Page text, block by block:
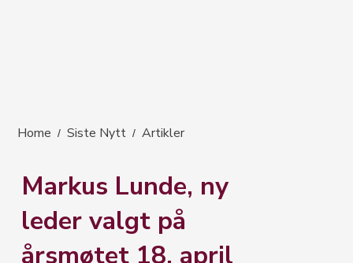
Home / Siste Nytt / Artikler
Markus Lunde, ny
leder valgt på
årsmøtet 18. april